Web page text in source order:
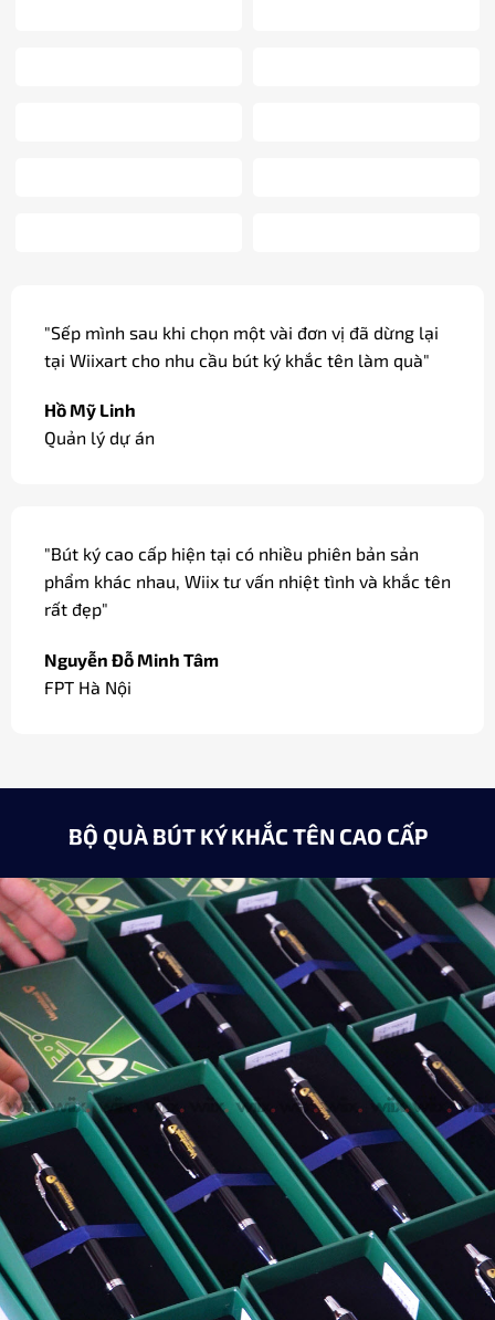
"Các dòng bút ký cao cấp được khắc tên miễn phí,
có gói quà và thắt nơ đẹp mắt, thích hợp làm quà
Đỗ Cao Duy
"Dòng bút ký tại Wiix có bản mạ vàng, ngòi vàng
18k sang trọng dùng làm quà biếu các đối tác của
Minh Châu
BỘ QUÀ BÚT KÝ KHẮC TÊN CAO CẤP